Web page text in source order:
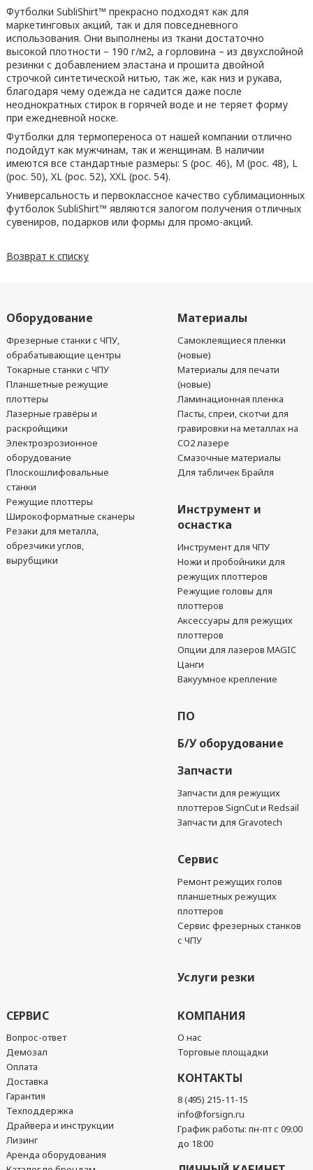
Футболки SubliShirt™ прекрасно подходят как для
маркетинговых акций, так и для повседневного
использования. Они выполнены из ткани достаточно
высокой плотности – 190 г/м2, а горловина – из двухслойной
резинки с добавлением эластана и прошита двойной
строчкой синтетической нитью, так же, как низ и рукава,
благодаря чему одежда не садится даже после
неоднократных стирок в горячей воде и не теряет форму
при ежедневной носке.
Футболки для термопереноса от нашей компании отлично
подойдут как мужчинам, так и женщинам. В наличии
имеются все стандартные размеры: S (рос. 46), M (рос. 48), L
(рос. 50), XL (рос. 52), XXL (рос. 54).
Универсальность и первоклассное качество сублимационных
футболок SubliShirt™ являются залогом получения отличных
сувениров, подарков или формы для промо-акций.
Возврат к списку
Оборудование
Фрезерные станки с ЧПУ,
обрабатывающие центры
Токарные станки с ЧПУ
Планшетные режущие
плоттеры
Лазерные гравёры и
раскройщики
Электроэрозионное
оборудование
Плоскошлифовальные
станки
Режущие плоттеры
Широкоформатные сканеры
Резаки для металла,
обрезчики углов,
вырубщики
Материалы
Самоклеящиеся пленки
(новые)
Материалы для печати
(новые)
Ламинационная пленка
Пасты, спреи, скотчи для
гравировки на металлах на
CO2 лазере
Смазочные материалы
Для табличек Брайля
Инструмент и
оснастка
Инструмент для ЧПУ
Ножи и пробойники для
режущих плоттеров
Режущие головы для
плоттеров
Аксессуары для режущих
плоттеров
Опции для лазеров MAGIC
Цанги
Вакуумное крепление
ПО
Б/У оборудование
Запчасти
Запчасти для режущих
плоттеров SignCut и Redsail
Запчасти для Gravotech
Сервис
Ремонт режущих голов
планшетных режущих
плоттеров
Сервис фрезерных станков
с ЧПУ
Услуги резки
СЕРВИС
Вопрос-ответ
Демозал
Оплата
Доставка
Гарантия
Техподдержка
Драйвера и инструкции
Лизинг
Аренда оборудования
КОМПАНИЯ
О нас
Торговые площадки
КОНТАКТЫ
8 (495) 215-11-15
info@forsign.ru
График работы: пн-пт с 09:00
до 18:00